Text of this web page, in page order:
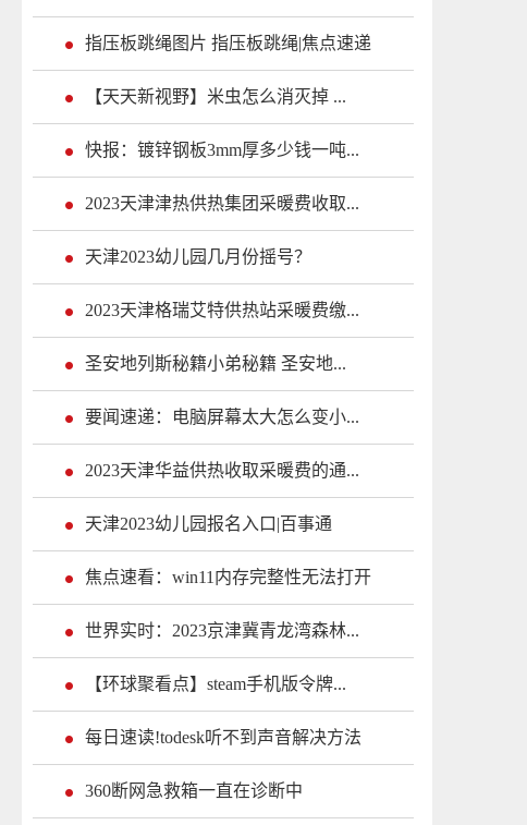
指压板跳绳图片 指压板跳绳|焦点速递
【天天新视野】米虫怎么消灭掉 ...
快报：镀锌钢板3mm厚多少钱一吨...
2023天津津热供热集团采暖费收取...
天津2023幼儿园几月份摇号？
2023天津格瑞艾特供热站采暖费缴...
圣安地列斯秘籍小弟秘籍 圣安地...
要闻速递：电脑屏幕太大怎么变小...
2023天津华益供热收取采暖费的通...
天津2023幼儿园报名入口|百事通
焦点速看：win11内存完整性无法打开
世界实时：2023京津冀青龙湾森林...
【环球聚看点】steam手机版令牌...
每日速读!todesk听不到声音解决方法
360断网急救箱一直在诊断中